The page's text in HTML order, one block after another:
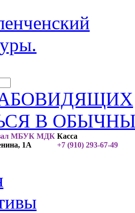
В
МБУК МДК
1А
Касса
+7 (910) 293-67-49